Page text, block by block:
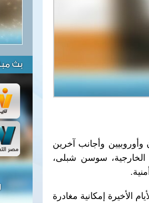
وأوروبيين وأجانب آخرين
سوسن شبلى،
الأخيرة إمكانية مغادرة
بث